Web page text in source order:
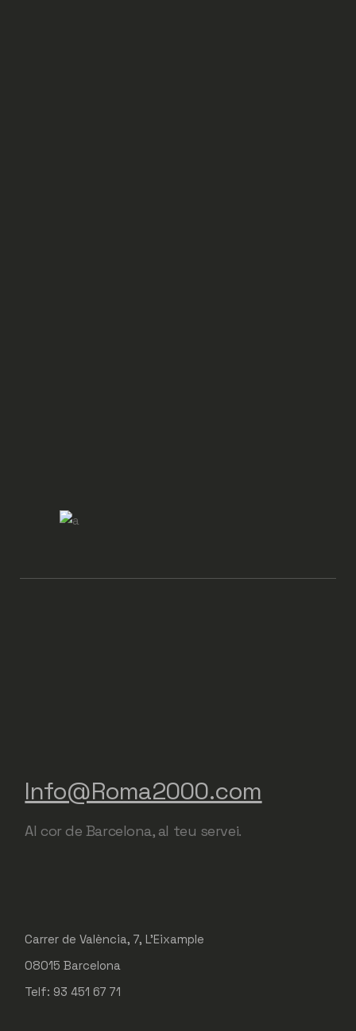
Info@Roma2000.com
Al cor de Barcelona, al teu servei.
Carrer de València, 7, L'Eixample
08015 Barcelona
Telf: 93 451 67 71